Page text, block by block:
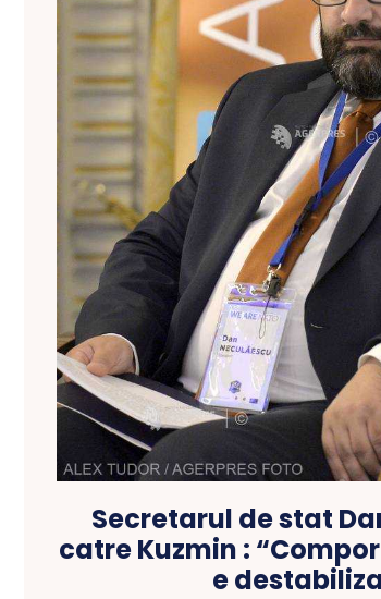
Secretarul de stat
catre Kuzmin :
e